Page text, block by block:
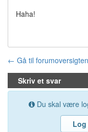
Haha!
← Gå til forumoversigten
Skriv et svar
Du skal være